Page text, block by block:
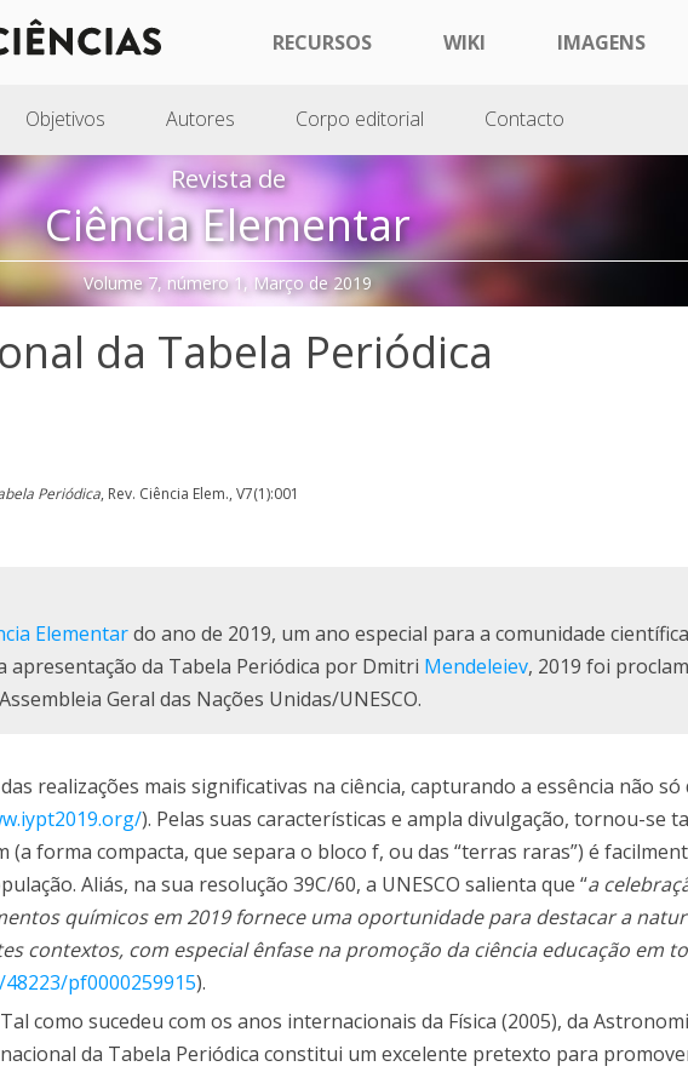
RECURSOS WIKI IMAGENS
Objetivos Autores Corpo editorial Contacto
Revista de
Ciência Elementar
Volume 7, número 1, Março de 2019
da Tabela Periódica
Periódica, Rev. Ciência Elem., V7(1):001
Elementardo ano de 2019, um ano especial para a comunidade
da Tabela Periódica por Dmitri Mendeleiev, 2019 foi
Geral das Nações Unidas/UNESCO.
realizações mais significativas na ciência, capturando a essência não só
). Pelas suas características e ampla divulgação, tornou-se
(a forma compacta, que separa o bloco f, ou das “terras raras”) é
Aliás, na sua resolução 39C/60, a UNESCO salienta que “a
químicos em 2019 fornece uma oportunidade para destacar a
contextos, com especial ênfase na promoção da ciência educação em
pf0000259915).
como sucedeu com os anos internacionais da Física (2005), da
da Tabela Periódica constitui um excelente pretexto para